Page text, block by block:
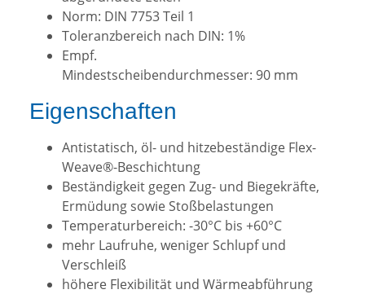
Norm: DIN 7753 Teil 1
Toleranzbereich nach DIN: 1%
Empf.
Mindestscheibendurchmesser: 90 mm
Eigenschaften
Antistatisch, öl- und hitzebeständige Flex-
Weave®-Beschichtung
Beständigkeit gegen Zug- und Biegekräfte,
Ermüdung sowie Stoßbelastungen
Temperaturbereich: -30°C bis +60°C
mehr Laufruhe, weniger Schlupf und
Verschleiß
höhere Flexibilität und Wärmeabführung